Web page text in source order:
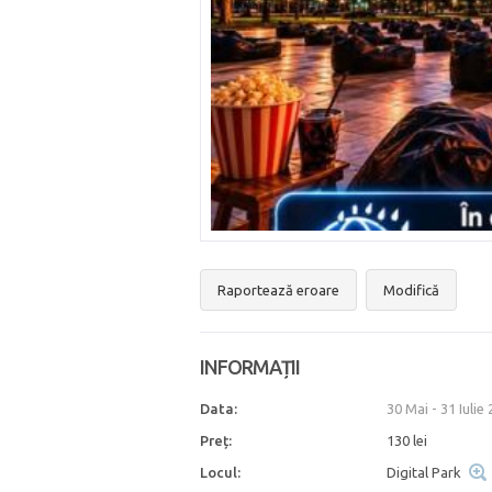
Raportează eroare Modifică
INFORMAȚII
Data: 30 Mai - 31 Iulie
Preț: 130 lei
Locul: Digital Park